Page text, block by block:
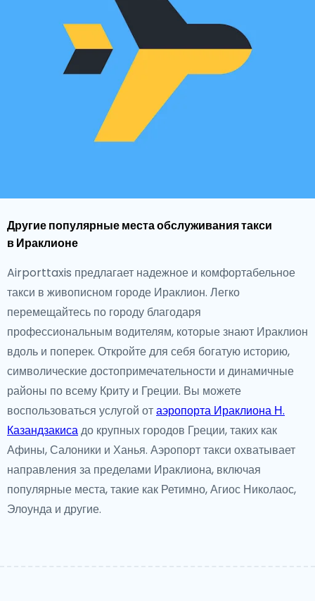
Другие популярные места обслуживания такси
в Ираклионе
Airporttaxis предлагает надежное и комфортабельное
такси в живописном городе Ираклион. Легко
перемещайтесь по городу благодаря
профессиональным водителям, которые знают Ираклион
вдоль и поперек. Откройте для себя богатую историю,
символические достопримечательности и динамичные
районы по всему Криту и Греции. Вы можете
воспользоваться услугой отаэропорта Ираклиона Н.
Казандзакисадо крупных городов Греции, таких как
Афины, Салоники и Ханья. Аэропорт такси охватывает
направления за пределами Ираклиона, включая
популярные места, такие как Ретимно, Агиос Николаос,
Элоунда и другие.